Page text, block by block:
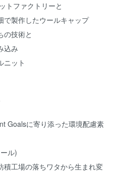
トファクトリーと
で製作したウールキャップ
の技術と
込み
ニット
Goalsに寄り添った環境配慮素
ル)
工場の落ちワタから生まれ変